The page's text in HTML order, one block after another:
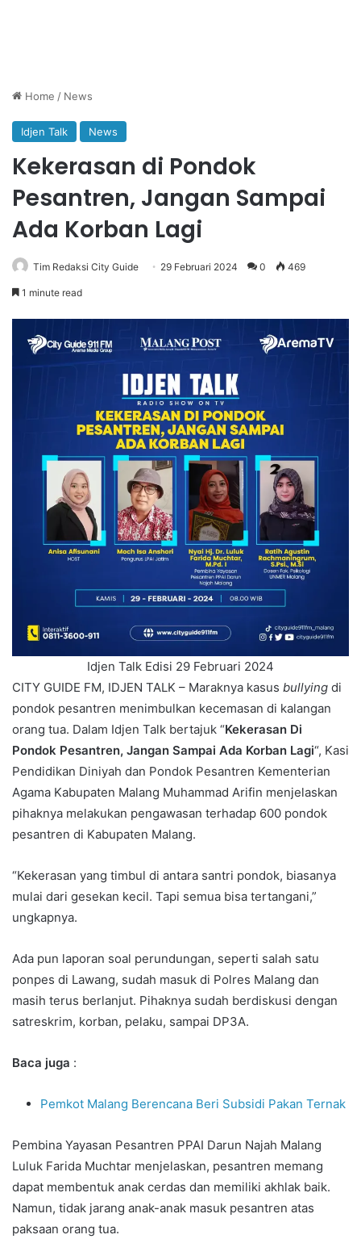
Home / News
Idjen Talk News
Kekerasan di Pondok
Pesantren, Jangan Sampai
Ada Korban Lagi
Tim Redaksi City Guide 29 Februari 2024 0 469
1 minute read
Idjen Talk Edisi 29 Februari 2024
CITY GUIDE FM, IDJEN TALK – Maraknya kasus bullying di
pondok pesantren menimbulkan kecemasan di kalangan
orang tua. Dalam Idjen Talk bertajuk “Kekerasan Di
Pondok Pesantren, Jangan Sampai Ada Korban Lagi“, Kasi
Pendidikan Diniyah dan Pondok Pesantren Kementerian
Agama Kabupaten Malang Muhammad Arifin menjelaskan
pihaknya melakukan pengawasan terhadap 600 pondok
pesantren di Kabupaten Malang.
“Kekerasan yang timbul di antara santri pondok, biasanya
mulai dari gesekan kecil. Tapi semua bisa tertangani,”
ungkapnya.
Ada pun laporan soal perundungan, seperti salah satu
ponpes di Lawang, sudah masuk di Polres Malang dan
masih terus berlanjut. Pihaknya sudah berdiskusi dengan
satreskrim, korban, pelaku, sampai DP3A.
Baca juga :
Pemkot Malang Berencana Beri Subsidi Pakan Ternak
Pembina Yayasan Pesantren PPAI Darun Najah Malang
Luluk Farida Muchtar menjelaskan, pesantren memang
dapat membentuk anak cerdas dan memiliki akhlak baik.
Namun, tidak jarang anak-anak masuk pesantren atas
paksaan orang tua.